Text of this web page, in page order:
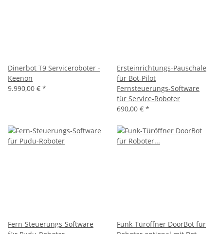
Dinerbot T9 Serviceroboter -
Keenon
9.990,00 € *
Ersteinrichtungs-Pauschale
für Bot-Pilot
Fernsteuerungs-Software
für Service-Roboter
690,00 € *
Fern-Steuerungs-Software
Funk-Türöffner DoorBot für